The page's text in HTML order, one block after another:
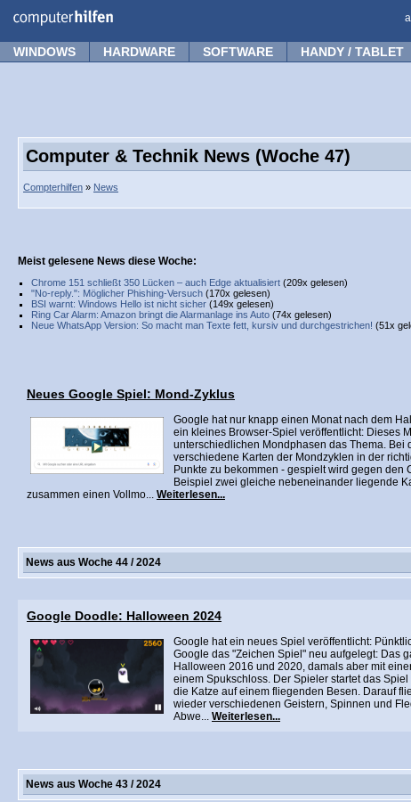
WINDOWS HARDWARE SOFTWARE HANDY / TABLET
Computer & Technik News (Woche 47)
Compterhilfen » News
Meist gelesene News diese Woche:
Chrome 151 schließt 350 Lücken – auch Edge aktualisiert (209x gelesen)
"No-reply.": Möglicher Phishing-Versuch (170x gelesen)
BSI warnt: Windows Hello ist nicht sicher (149x gelesen)
Ring Car Alarm: Amazon bringt die Alarmanlage ins Auto (74x gelesen)
Neue WhatsApp Version: So macht man Texte fett, kursiv und durchgestrichen! (51x
Neues Google Spiel: Mond-Zyklus
Google hat nur knapp einen Monat nach dem
ein kleines Browser-Spiel veröffentlicht: Dieses
unterschiedlichen Mondphasen das Thema. Bei
verschiedene Karten der Mondzyklen in der
Punkte zu bekommen - gespielt wird gegen den
Beispiel zwei gleiche nebeneinander liegende
zusammen einen Vollmo... Weiterlesen...
News aus Woche 44 / 2024
Google Doodle: Halloween 2024
Google hat ein neues Spiel veröffentlicht:
Google das "Zeichen Spiel" neu aufgelegt: Das
Halloween 2016 und 2020, damals aber mit
einem Spukschloss. Der Spieler startet das
die Katze auf einem fliegenden Besen. Darauf
wieder verschiedenen Geistern, Spinnen und
Abwe... Weiterlesen...
News aus Woche 43 / 2024